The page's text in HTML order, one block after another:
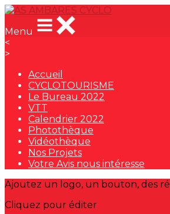
Menu
<
>
Accueil
CYCLOTOURISME
Le Bureau 2022
VTT
Calendrier 2022
Photothèque
Vidéothèque
Nos Projets
Votre Avis nous intéresse
Ajoutez un logo, un bouton, des
Cliquez pour éditer